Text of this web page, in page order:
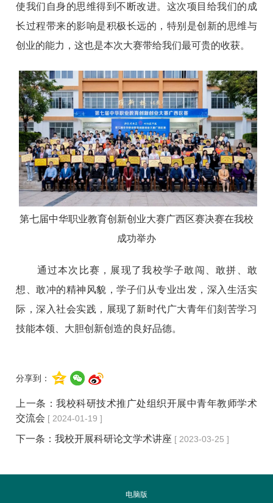
使我们自身的思维得到不断改进。这次项目给我们的成
长过程带来的影响是积极长远的，特别是创新的思维与
创业的能力，这也是本次大赛带给我们最可贵的收获。
第七届中华职业教育创新创业大赛广西区赛决赛在我校
成功举办
通过本次比赛，展现了我校学子敢闯、敢拼、敢
想、敢冲的精神风貌，学子们从专业出发，深入生活实
际，深入社会实践，展现了新时代广大青年们刻苦学习
技能本领、大胆创新创造的良好品德。
分享到：
上一条：我校科研技术推广处组织开展中青年教师学术
交流会 [ 2024-01-19 ]
下一条：我校开展科研论文学术讲座 [ 2023-03-25 ]
电脑版